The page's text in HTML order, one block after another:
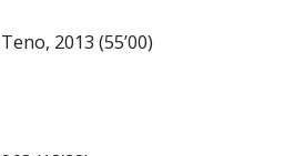
2013 (55’00)